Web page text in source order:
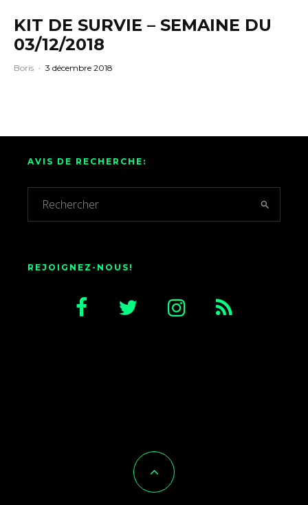
KIT DE SURVIE – SEMAINE DU
03/12/2018
Boris · 3 décembre 2018
AVIS DE RECHERCHE:
REJOIGNEZ-NOUS!